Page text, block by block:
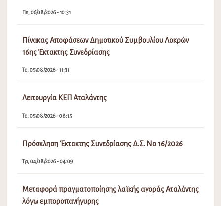
Πε, 06/08/2026 - 10:31
Πίνακας Αποφάσεων Δημοτικού Συμβουλίου Λοκρών
16ης Έκτακτης Συνεδρίασης
Τε, 05/08/2026 - 11:31
Λειτουργία ΚΕΠ Αταλάντης
Τε, 05/08/2026 - 08:15
Πρόσκληση Έκτακτης Συνεδρίασης Δ.Σ. Νο 16/2026
Τρ, 04/08/2026 - 04:09
Μεταφορά πραγματοποίησης λαϊκής αγοράς Αταλάντης
λόγω εμποροπανήγυρης